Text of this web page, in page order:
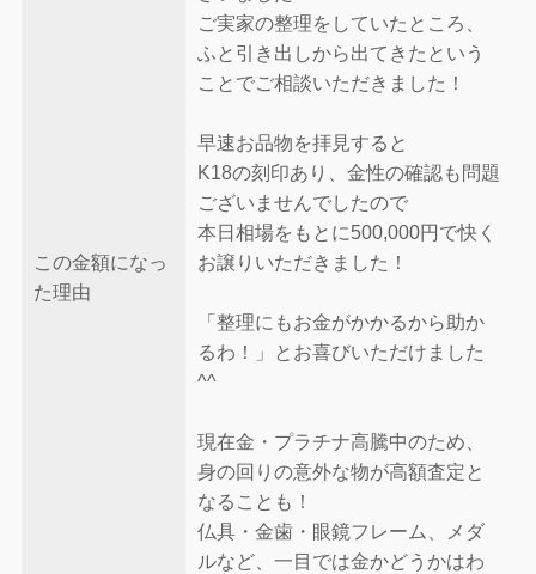
この金額になっ
た理由
ご実家の整理をしていたところ、
ふと引き出しから出てきたという
ことでご相談いただきました！
早速お品物を拝見すると
K18の刻印あり、金性の確認も問題
ございませんでしたので
本日相場をもとに500,000円で快く
お譲りいただきました！
「整理にもお金がかかるから助か
るわ！」とお喜びいただけました
^^
現在金・プラチナ高騰中のため、
身の回りの意外な物が高額査定と
なることも！
仏具・金歯・眼鏡フレーム、メダ
ルなど、一目では金かどうかはわ